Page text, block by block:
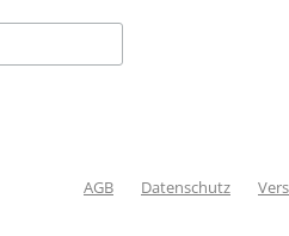
AGB Datenschutz